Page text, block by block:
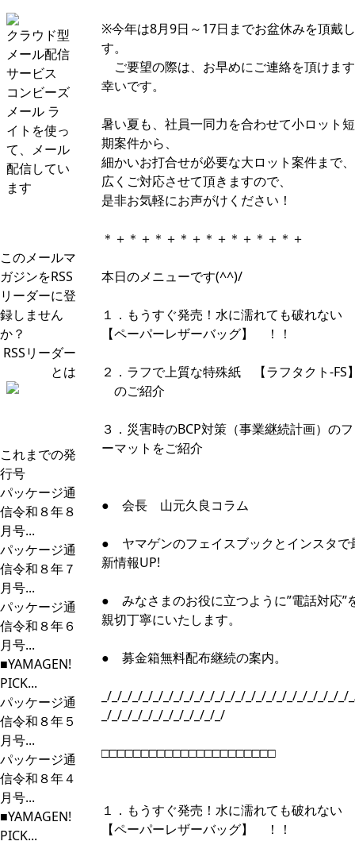
クラウド型
メール配信
サービス
コンビーズ
メール ラ
イトを使っ
て、メール
配信してい
ます
このメールマ
ガジンをRSS
リーダーに登
録しません
か？
RSSリーダー
とは
これまでの発
行号
パッケージ通
信令和８年８
月号...
パッケージ通
信令和８年７
月号...
パッケージ通
信令和８年６
月号...
■YAMAGEN!
PICK...
パッケージ通
信令和８年５
月号...
パッケージ通
信令和８年４
月号...
■YAMAGEN!
PICK...
※今年は8月9日～17日までお盆休みを頂戴
す。
ご要望の際は、お早めにご連絡を頂けま
幸いです。
暑い夏も、社員一同力を合わせて小ロット
期案件から、
細かいお打合せが必要な大ロット案件まで
広くご対応させて頂きますので、
是非お気軽にお声がけください！
＊＋＊＋＊＋＊＋＊＋＊＋＊＋＊＋
本日のメニューです(^^)/
１．もうすぐ発売！水に濡れても破れない
【ペーパーレザーバッグ】 ！！
２．ラフで上質な特殊紙 【ラフタクト-FS
のご紹介
３．災害時のBCP対策（事業継続計画）の
ーマットをご紹介
● 会長 山元久良コラム
● ヤマゲンのフェイスブックとインスタで
新情報UP!
● みなさまのお役に立つように”電話対応”
親切丁寧にいたします。
● 募金箱無料配布継続の案内。
_/_/_/_/_/_/_/_/_/_/_/_/_/_/_/_/_/_/_/_/_/_/_/_/
_/_/_/_/_/_/_/_/_/_/_/_/
□□□□□□□□□□□□□□□□□□□□□□
１．もうすぐ発売！水に濡れても破れない
【ペーパーレザーバッグ】 ！！